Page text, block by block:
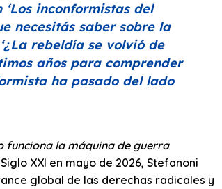
‘Los inconformistas del
necesitás saber sobre la
‘¿La rebeldía se volvió de
años para comprender
ha pasado del lado
funciona la máquina de guerra
XXI en mayo de 2026, Stefanoni
global de las derechas radicales y